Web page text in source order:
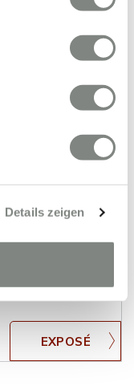
Details zeigen